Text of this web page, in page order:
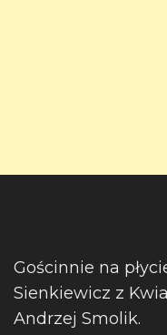
Gościnnie na
Sienkiewicz z
Andrzej Smolik.